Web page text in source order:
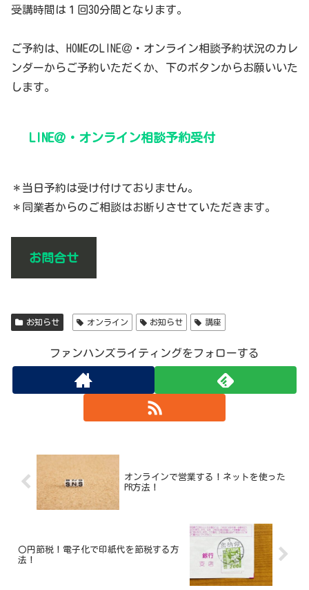
受講時間は１回30分間となります。
ご予約は、HOMEのLINE＠・オンライン相談予約状況のカレ
ンダーからご予約いただくか、下のボタンからお願いいた
します。
LINE＠・オンライン相談予約受付
＊当日予約は受け付けておりません。
＊同業者からのご相談はお断りさせていただきます。
お問合せ
お知らせ オンライン お知らせ 講座
ファンハンズライティングをフォローする
オンラインで営業する！ネットを使った
PR方法！
〇円節税！電子化で印紙代を節税する方
法！